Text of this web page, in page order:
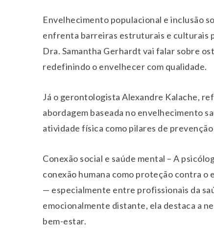
Envelhecimento populacional e inclusão
enfrenta barreiras estruturais e culturais
Dra. Samantha Gerhardt vai falar sobre
redefinindo o envelhecer com qualidade.
Já o gerontologista Alexandre Kalache,
abordagem baseada no envelhecimento
atividade física como pilares de
Conexão social e saúde mental – A
conexão humana como proteção contra o
— especialmente entre profissionais da
emocionalmente distante, ela destaca a
bem-estar.